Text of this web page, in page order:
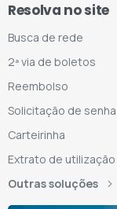
Resolva no site
Busca de rede
2ª via de boletos
Reembolso
Solicitação de senha
Carteirinha
Extrato de utilização
Outras soluções